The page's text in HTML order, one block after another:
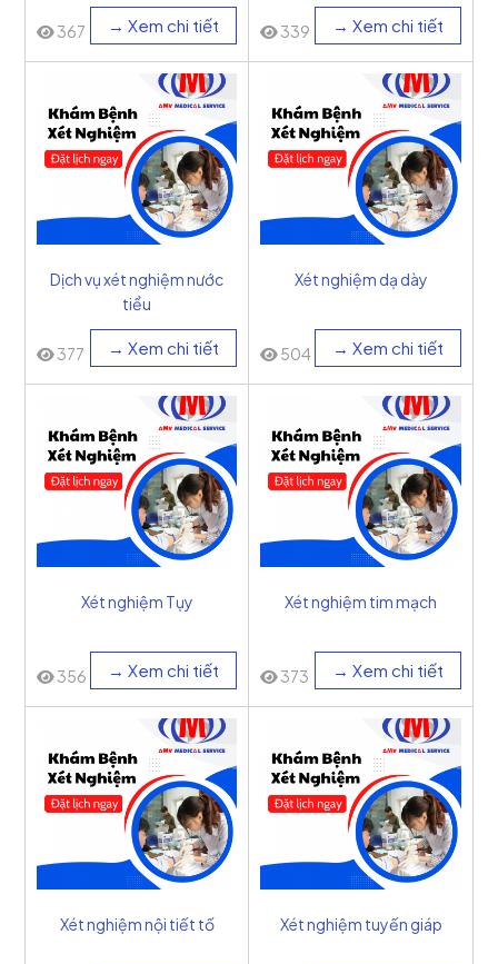
367 → Xem chi tiết 339 → Xem chi tiết
Dịch vụ xét nghiệm nước
tiểu
377 → Xem chi tiết
Xét nghiệm dạ dày
504 → Xem chi tiết
Xét nghiệm Tụy
356 → Xem chi tiết
Xét nghiệm tim mạch
373 → Xem chi tiết
Xét nghiệm nội tiết tố Xét nghiệm tuyến giáp